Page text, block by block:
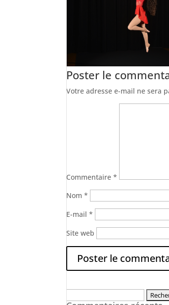
Poster le
Votre adresse e-mail ne sera
Commentaire*
Nom*
E-mail*
Site web